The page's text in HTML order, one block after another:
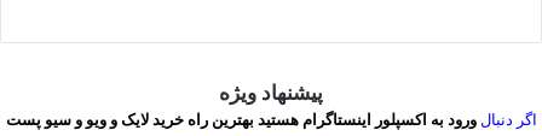
پیشنهاد ویژه
اگر دنبالورود به اکسپلور اینستاگرام هستید بهترین راه خرید لایک و ویو و سیو پست